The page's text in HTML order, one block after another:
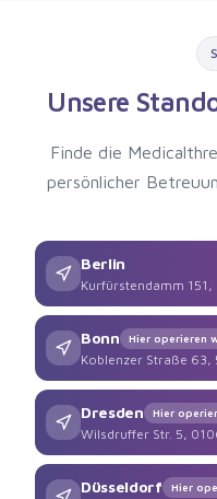
Unsere
Finde die
persönlicher
Berlin
Kurfürstendamm
Bonn Hier operieren
Koblenzer Straße 63,
Dresden Hier
Wilsdruffer Str. 5,
Düsseldorf Hier